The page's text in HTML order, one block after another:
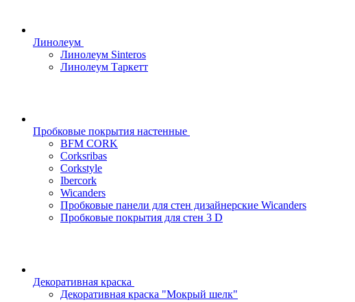
Линолеум
Линолеум Sinteros
Линолеум Таркетт
Пробковые покрытия настенные
BFM CORK
Corksribas
Corkstyle
Ibercork
Wicanders
Пробковые панели для стен дизайнерские Wicanders
Пробковые покрытия для стен 3 D
Декоративная краска
Декоративная краска "Мокрый шелк"